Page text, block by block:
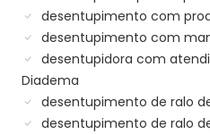
desentupimento com
desentupimento com
desentupidora com
Diadema
desentupimento de ralo
desentupimento de ralo